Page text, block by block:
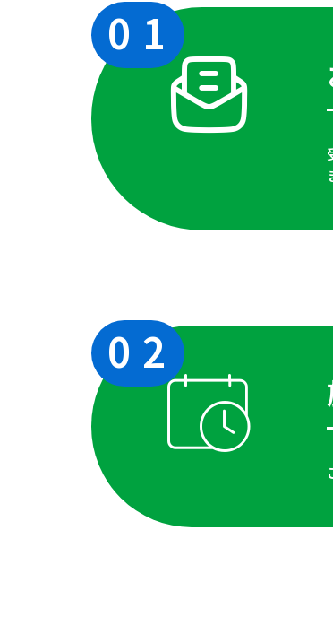
01
02